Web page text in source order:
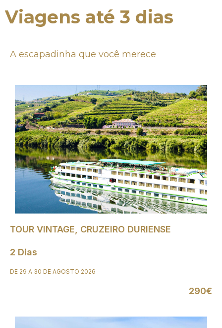
Viagens até 3 dias
A escapadinha que você merece
TOUR VINTAGE, CRUZEIRO DURIENSE
2 Dias
DE 29 A 30 DE AGOSTO 2026
290€